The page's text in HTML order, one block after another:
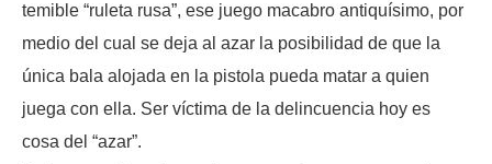
temible “ruleta rusa”, ese juego macabro antiquísimo, por
medio del cual se deja al azar la posibilidad de que la
única bala alojada en la pistola pueda matar a quien
juega con ella. Ser víctima de la delincuencia hoy es
cosa del “azar”.